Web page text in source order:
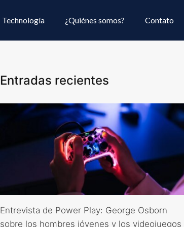
Technología ¿Quiénes somos? Contato
Entradas recientes
Entrevista de Power Play: George Osborn
sobre los hombres jóvenes y los videojuegos